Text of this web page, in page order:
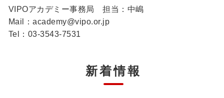
VIPOアカデミー事務局 担当：中嶋
Mail：academy@vipo.or.jp
Tel：03-3543-7531
新着情報